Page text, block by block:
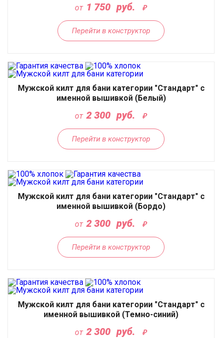
от 1 750 руб.
Перейти в конструктор
Мужской килт для бани категории "Стандарт" с
именной вышивкой (Белый)
от 2 300 руб.
Перейти в конструктор
Мужской килт для бани категории "Стандарт" с
именной вышивкой (Бордо)
от 2 300 руб.
Перейти в конструктор
Мужской килт для бани категории "Стандарт" с
именной вышивкой (Темно-синий)
от 2 300 руб.